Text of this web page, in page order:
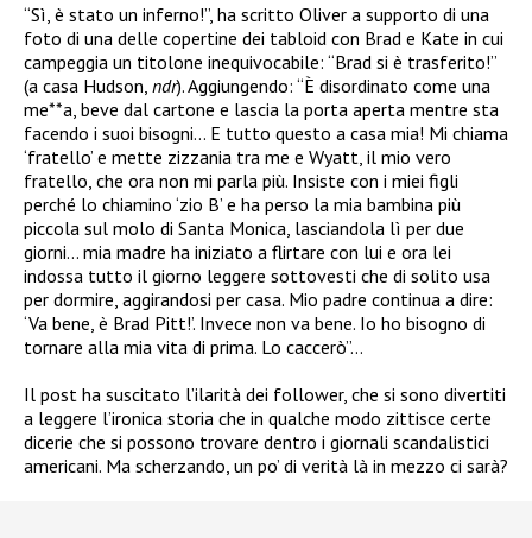
“Sì, è stato un inferno!”, ha scritto Oliver a supporto di una
foto di una delle copertine dei tabloid con Brad e Kate in cui
campeggia un titolone inequivocabile: “Brad si è trasferito!”
(a casa Hudson, ndr). Aggiungendo: “È disordinato come una
me**a, beve dal cartone e lascia la porta aperta mentre sta
facendo i suoi bisogni… E tutto questo a casa mia! Mi chiama
‘fratello’ e mette zizzania tra me e Wyatt, il mio vero
fratello, che ora non mi parla più. Insiste con i miei figli
perché lo chiamino ‘zio B’ e ha perso la mia bambina più
piccola sul molo di Santa Monica, lasciandola lì per due
giorni… mia madre ha iniziato a flirtare con lui e ora lei
indossa tutto il giorno leggere sottovesti che di solito usa
per dormire, aggirandosi per casa. Mio padre continua a dire:
‘Va bene, è Brad Pitt!’. Invece non va bene. Io ho bisogno di
tornare alla mia vita di prima. Lo caccerò”…
Il post ha suscitato l’ilarità dei follower, che si sono divertiti
a leggere l’ironica storia che in qualche modo zittisce certe
dicerie che si possono trovare dentro i giornali scandalistici
americani. Ma scherzando, un po’ di verità là in mezzo ci sarà?